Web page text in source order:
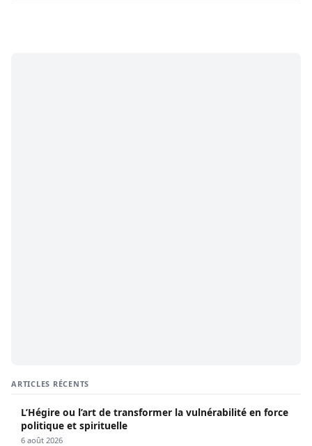
ARTICLES RÉCENTS
L’Hégire ou l’art de transformer la vulnérabilité en force
politique et spirituelle
6 août 2026